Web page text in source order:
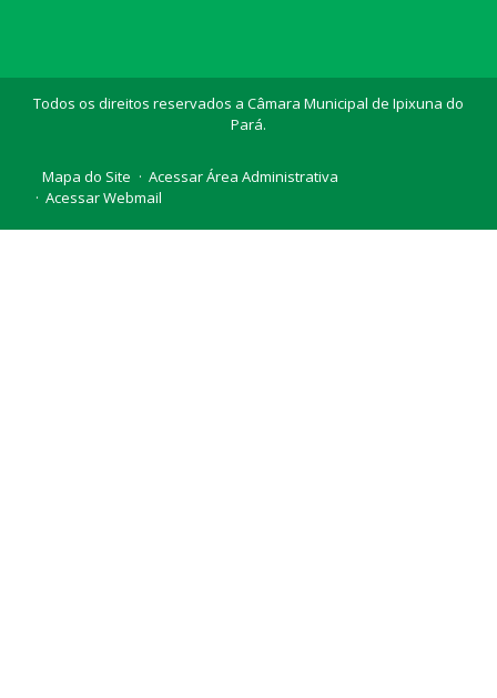
Todos os direitos reservados a Câmara Municipal de Ipixuna do
Pará.
Mapa do Site
Acessar Área Administrativa
Acessar Webmail